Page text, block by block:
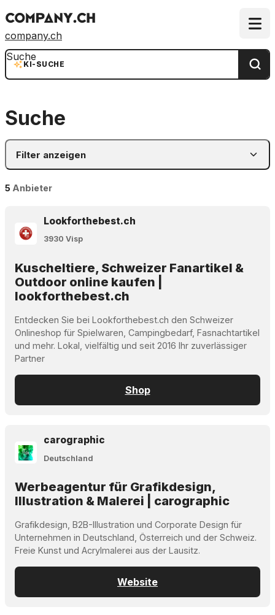
company.ch
KI-SUCHE
Suche
Suche
Filter anzeigen
5 Anbieter
Lookforthebest.ch
3930 Visp
Kuscheltiere, Schweizer Fanartikel &
Outdoor online kaufen |
lookforthebest.ch
Entdecken Sie bei Lookforthebest.ch den Schweizer
Onlineshop für Spielwaren, Campingbedarf, Fasnachtartikel
und mehr. Lokal, vielfältig und seit 2016 Ihr zuverlässiger
Partner
Shop
carographic
Deutschland
Werbeagentur für Grafikdesign,
Illustration & Malerei | carographic
Grafikdesign, B2B-Illustration und Corporate Design für
Unternehmen in Deutschland, Österreich und der Schweiz.
Freie Kunst und Acrylmalerei aus der Lausitz.
Website